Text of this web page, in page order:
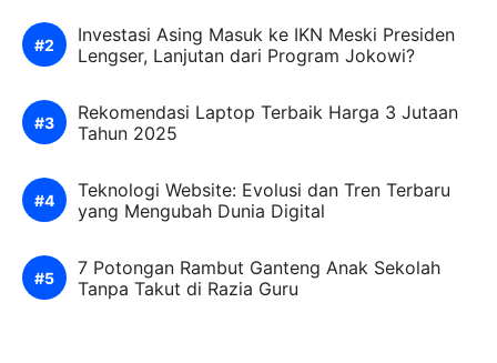
Investasi Asing Masuk ke IKN Meski Presiden
Lengser, Lanjutan dari Program Jokowi?
Rekomendasi Laptop Terbaik Harga 3 Jutaan
Tahun 2025
Teknologi Website: Evolusi dan Tren Terbaru
yang Mengubah Dunia Digital
7 Potongan Rambut Ganteng Anak Sekolah
Tanpa Takut di Razia Guru